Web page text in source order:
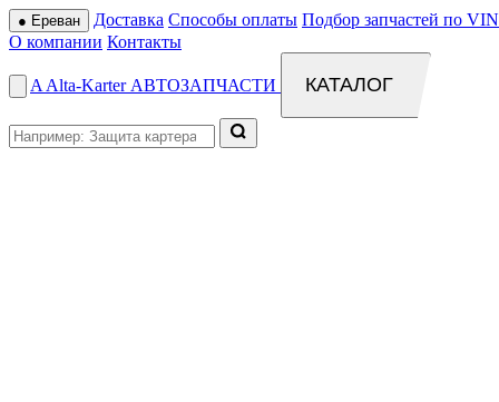
● Ереван Доставка Способы оплаты Подбор запчастей по
О компании Контакты
A Alta-Karter АВТОЗАПЧАСТИ КАТАЛОГ